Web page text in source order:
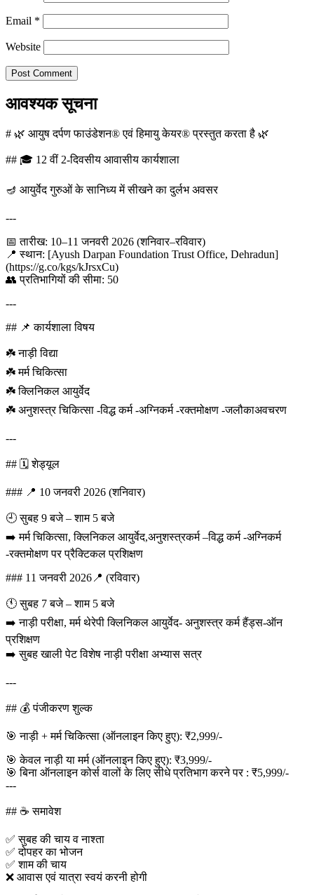
Email *
Website
आवश्यक सूचना
# 🌿 आयुष दर्पण फाउंडेशन® एवं हिमायु केयर® प्रस्तुत करता है 🌿
## 🎓 12 वीं 2-दिवसीय आवासीय कार्यशाला
🪔 आयुर्वेद गुरुओं के सानिध्य में सीखने का दुर्लभ अवसर
---
📅 तारीख: 10–11 जनवरी 2026 (शनिवार–रविवार)
📍 स्थान: [Ayush Darpan Foundation Trust Office, Dehradun]
(https://g.co/kgs/kJrsxCu)
👥 प्रतिभागियों की सीमा: 50
---
## 📌 कार्यशाला विषय
☘️ नाड़ी विद्या
☘️ मर्म चिकित्सा
☘️ क्लिनिकल आयुर्वेद
☘️ अनुशस्त्र चिकित्सा -विद्ध कर्म -अग्निकर्म -रक्तमोक्षण -जलौकाअवचरण
---
## 🗓️ शेड्यूल
### 📍 10 जनवरी 2026 (शनिवार)
🕘 सुबह 9 बजे – शाम 5 बजे
➡️ मर्म चिकित्सा, क्लिनिकल आयुर्वेद,अनुशस्त्रकर्म –विद्ध कर्म -अग्निकर्म
-रक्तमोक्षण पर प्रैक्टिकल प्रशिक्षण
### 11 जनवरी 2026📍 (रविवार)
🕚 सुबह 7 बजे – शाम 5 बजे
➡️ नाड़ी परीक्षा, मर्म थेरेपी क्लिनिकल आयुर्वेद- अनुशस्त्र कर्म हैंड्स-ऑन
प्रशिक्षण
➡️ सुबह खाली पेट विशेष नाड़ी परीक्षा अभ्यास सत्र
---
## 💰 पंजीकरण शुल्क
🎯 नाड़ी + मर्म चिकित्सा (ऑनलाइन किए हुए): ₹2,999/-
🎯 केवल नाड़ी या मर्म (ऑनलाइन किए हुए): ₹3,999/-
🎯 बिना ऑनलाइन कोर्स वालों के लिए सीधे प्रतिभाग करने पर : ₹5,999/-
---
## ☕ समावेश
✅ सुबह की चाय व नाश्ता
✅ दोपहर का भोजन
✅ शाम की चाय
❌ आवास एवं यात्रा स्वयं करनी होगी